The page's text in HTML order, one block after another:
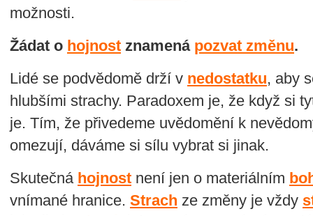
možnosti.
Žádat o hojnost znamená pozvat změnu.
Lidé se podvědomě drží v nedostatku, aby
hlubšími strachy. Paradoxem je, že když si
je. Tím, že přivedeme uvědomění k
omezují, dáváme si sílu vybrat si jinak.
Skutečná hojnost není jen o materiálním
vnímané hranice. Strach ze změny je vždy